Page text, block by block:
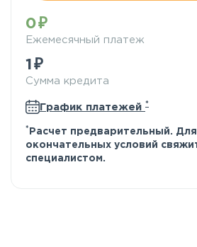
0
Ежемесячный платеж
1
Сумма кредита
График платежей *
* Расчет предварительный.
окончательных условий
специалистом.